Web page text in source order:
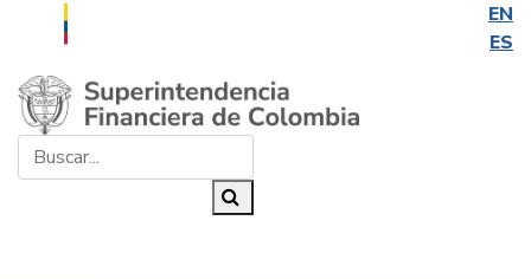
EN
ES
Saltar al contenido principal